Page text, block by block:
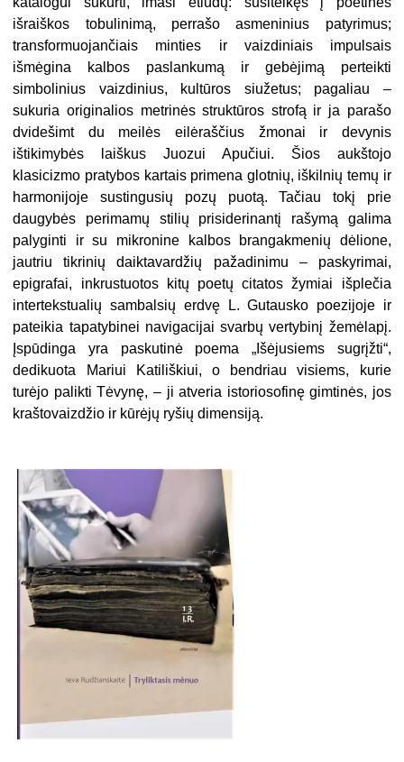
išraiškos tobulinimą, perrašo asmeninius patyrimus;
transformuojančiais minties ir vaizdiniais impulsais
išmėgina kalbos paslankumą ir gebėjimą perteikti
simbolinius vaizdinius, kultūros siužetus; pagaliau –
sukuria originalios metrinės struktūros strofą ir ja parašo
dvidešimt du meilės eilėraščius žmonai ir devynis
ištikimybės laiškus Juozui Apučiui. Šios aukštojo
klasicizmo pratybos kartais primena glotnių, iškilnių temų ir
harmonijoje sustingusių pozų puotą. Tačiau tokį prie
daugybės perimamų stilių prisiderinantį rašymą galima
palyginti ir su mikronine kalbos brangakmenių dėlione,
jautriu tikrinių daiktavardžių pažadinimu – paskyrimai,
epigrafai, inkrustuotos kitų poetų citatos žymiai išplečia
intertekstualių sambalsių erdvę L. Gutausko poezijoje ir
pateikia tapatybinei navigacijaisvarbų vertybinį žemėlapį.
Įspūdinga yra paskutinė poema „Išėjusiems sugrįžti“,
dedikuota Mariui Katiliškiui, o bendriau visiems, kurie
turėjo palikti Tėvynę, – ji atveria istoriosofinę gimtinės, jos
kraštovaizdžio ir kūrėjų ryšių dimensiją.